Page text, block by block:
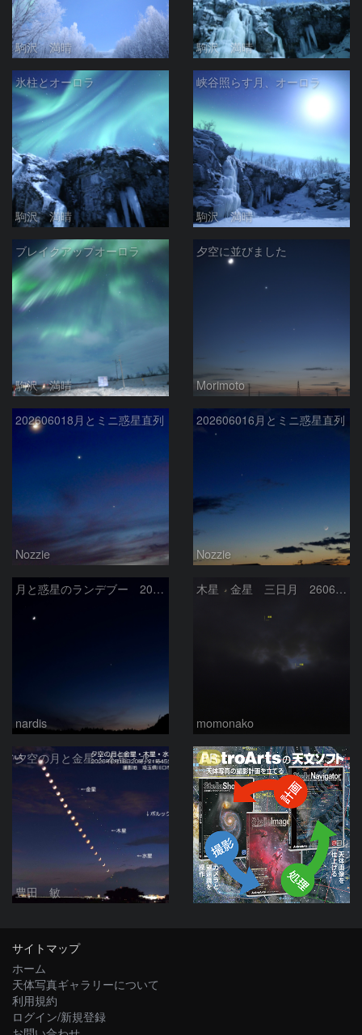
駒沢 満晴 駒沢 満晴
氷柱とオーロラ
駒沢 満晴
峡谷照らす月、オーロラ
駒沢 満晴
ブレイクアップオーロラ
駒沢 満晴
夕空に並びました
Morimoto
202606018月とミニ惑星直列
Nozzie
202606016月とミニ惑星直列
Nozzie
月と惑星のランデブー 2026/06/19
nardis
木星 金星 三日月 260618
momonako
夕空の月と金星・木星・水星の接近 2026/6/18
豊田 敏
PR
サイトマップ
ホーム
天体写真ギャラリーについて
利用規約
ログイン/新規登録